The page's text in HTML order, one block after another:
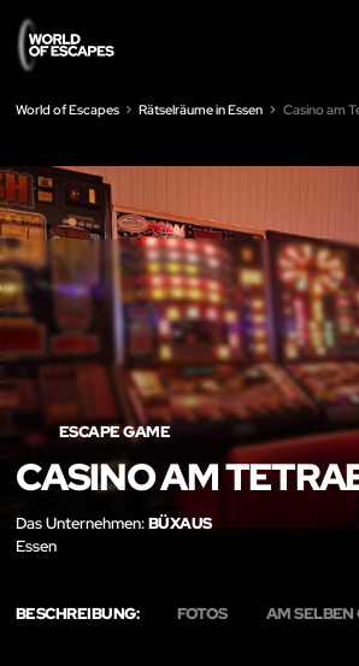
World of Escapes Rätselräume in Essen Casino am
ESCAPE GAME
CASINO AM
Das Unternehmen:BÜXAUS
Essen
BESCHREIBUNG: FOTOS AM SELBEN